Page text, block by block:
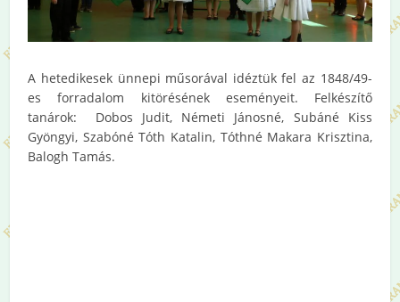
A hetedikesek ünnepi műsorával idéztük fel az 1848/49-
es forradalom kitörésének eseményeit. Felkészítő
tanárok: Dobos Judit, Németi Jánosné, Subáné Kiss
Gyöngyi, Szabóné Tóth Katalin, Tóthné Makara Krisztina,
Balogh Tamás.